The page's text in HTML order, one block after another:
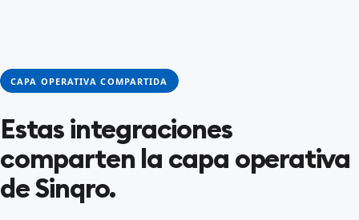
CAPA OPERATIVA COMPARTIDA
Estas integraciones
comparten la capa operativa
de Sinqro.